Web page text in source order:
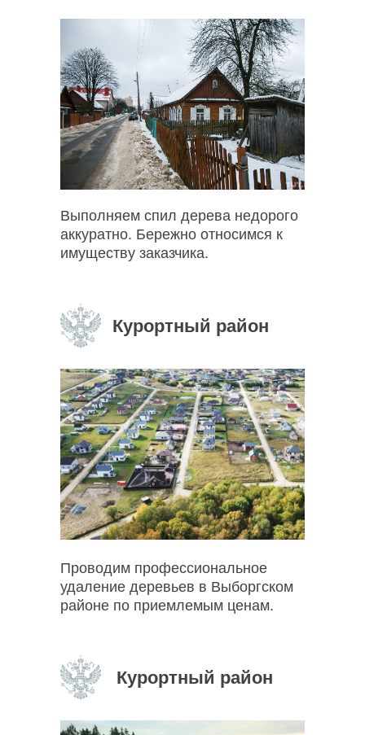
Проводим профессиональное
удаление деревьев в Выборгском
районе по приемлемым ценам.
Курортный район
Курортный район
Выполняем спил дерева недорого
аккуратно. Бережно относимся к
имуществу заказчика.